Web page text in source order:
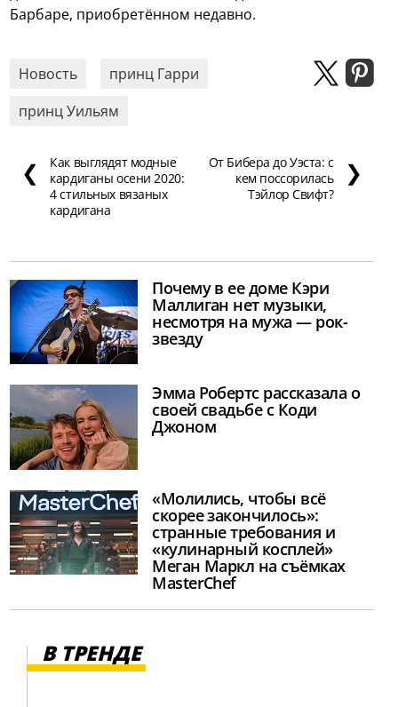
Барбаре, приобретённом недавно.
Новость
принц Гарри
принц Уильям
❮
Как выглядят модные
кардиганы осени 2020:
4 стильных вязаных
кардигана
От Бибера до Уэста: с
кем поссорилась
Тэйлор Свифт?
❯
Почему в ее доме Кэри
Маллиган нет музыки,
несмотря на мужа — рок-
звезду
Эмма Робертс рассказала о
своей свадьбе с Коди
Джоном
«Молились, чтобы всё
скорее закончилось»:
странные требования и
«кулинарный косплей»
Меган Маркл на съёмках
MasterChef
В ТРЕНДЕ